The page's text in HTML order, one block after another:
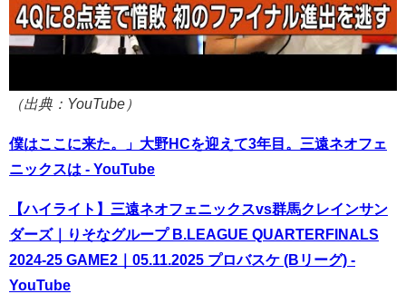
（出典：YouTube）
僕はここに来た。」大野HCを迎えて3年目。三遠ネオフェ
ニックスは - YouTube
【ハイライト】三遠ネオフェニックスvs群馬クレインサン
ダーズ｜りそなグループ B.LEAGUE QUARTERFINALS
2024-25 GAME2｜05.11.2025 プロバスケ (Bリーグ) -
YouTube